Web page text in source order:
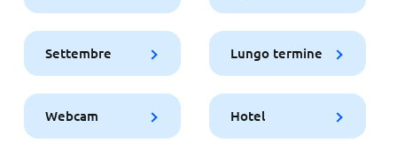
Settembre Lungo termine
Webcam Hotel